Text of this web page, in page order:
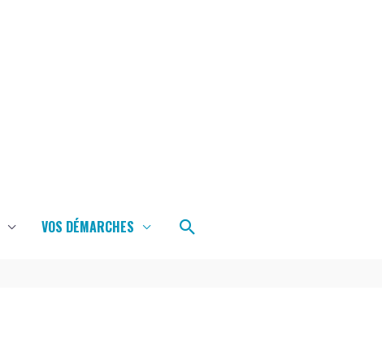
VOS DÉMARCHES Rechercher